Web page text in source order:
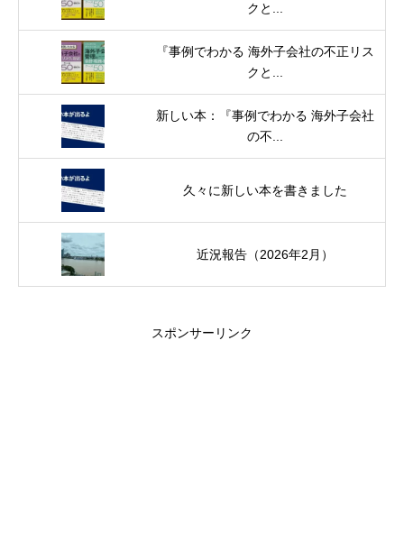
クと...
『事例でわかる 海外子会社の不正リス
クと...
新しい本：『事例でわかる 海外子会社
の不...
久々に新しい本を書きました
近況報告（2026年2月）
スポンサーリンク